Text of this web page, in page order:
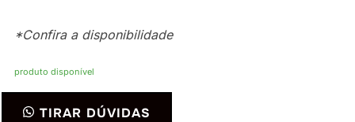
*Confira a disponibilidade
produto disponível
Rack
TIRAR DÚVIDAS